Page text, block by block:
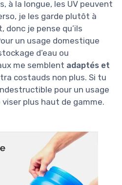
à la longue, les UV peuvent
je les garde plutôt à
donc je pense qu’ils
un usage domestique
d’eau ou
me semblent adaptés et
costauds non plus. Si tu
pour un usage
plus haut de gamme.